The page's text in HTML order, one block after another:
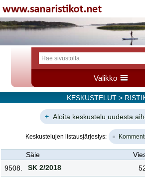
Valikko
KESKUSTELUT>
+ Aloita keskustelu uudesta
Keskustelujen listausjärjestys:
Säie
9508.
SK 2/2018